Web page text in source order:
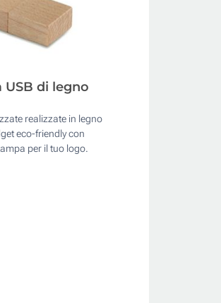
USB di legno
realizzate in legno
eco-friendly con
per il tuo logo.